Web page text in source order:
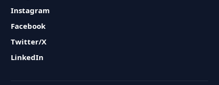
Instagram
Facebook
Twitter/X
LinkedIn